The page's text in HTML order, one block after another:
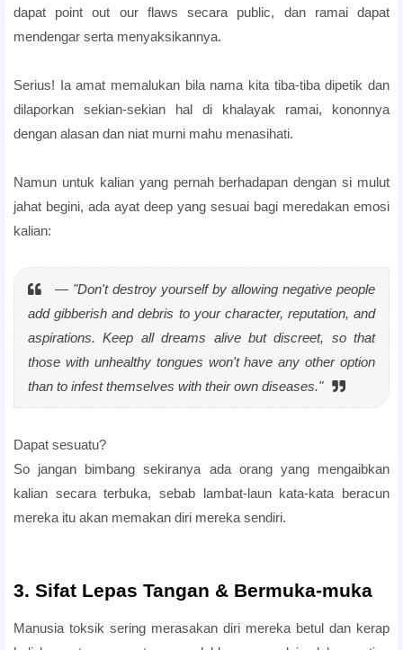
dapat point out our flaws secara public, dan ramai dapat
mendengar serta menyaksikannya.
Serius! Ia amat memalukan bila nama kita tiba-tiba dipetik dan
dilaporkan sekian-sekian hal di khalayak ramai, kononnya
dengan alasan dan niat murni mahu menasihati.
Namun untuk kalian yang pernah berhadapan dengan si mulut
jahat begini, ada ayat deep yang sesuai bagi meredakan emosi
kalian:
― "Don't destroy yourself by allowing negative people
add gibberish and debris to your character, reputation, and
aspirations. Keep all dreams alive but discreet, so that
those with unhealthy tongues won't have any other option
than to infest themselves with their own diseases."
Dapat sesuatu?
So jangan bimbang sekiranya ada orang yang mengaibkan
kalian secara terbuka, sebab lambat-laun kata-kata beracun
mereka itu akan memakan diri mereka sendiri.
3. Sifat Lepas Tangan & Bermuka-muka
Manusia toksik sering merasakan diri mereka betul dan kerap